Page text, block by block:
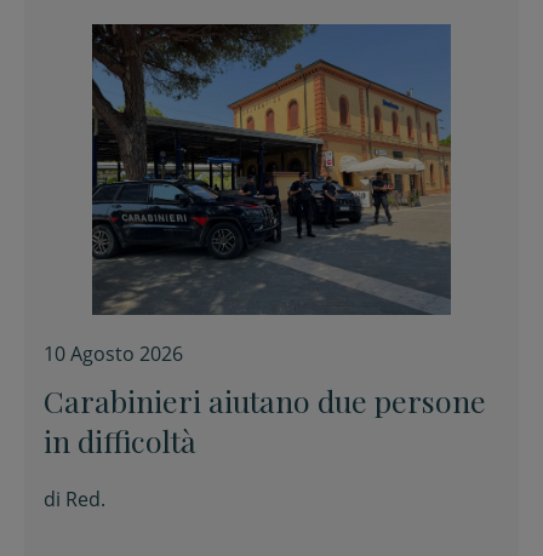
10 Agosto 2026
Carabinieri aiutano due persone
in difficoltà
di Red.